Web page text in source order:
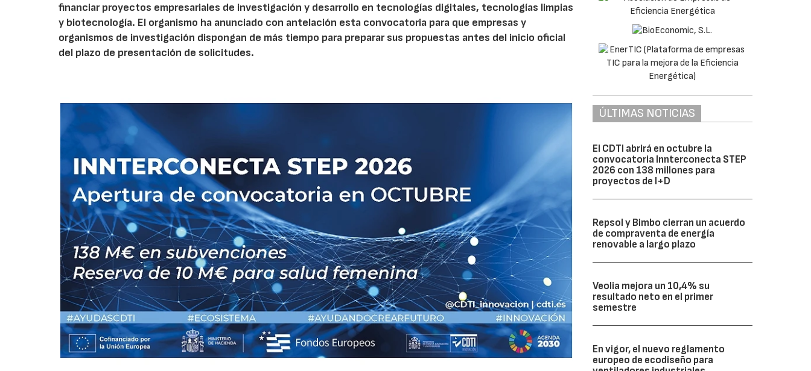
financiar proyectos empresariales de investigación y desarrollo en tecnologías digitales, tecnologías limpias
y biotecnología. El organismo ha anunciado con antelación esta convocatoria para que empresas y
organismos de investigación dispongan de más tiempo para preparar sus propuestas antes del inicio oficial
del plazo de presentación de solicitudes.
ÚLTIMAS NOTICIAS
El CDTI abrirá en octubre la
convocatoria Innterconecta STEP
2026 con 138 millones para
proyectos de I+D
Repsol y Bimbo cierran un acuerdo
de compraventa de energía
renovable a largo plazo
Veolia mejora un 10,4% su
resultado neto en el primer
semestre
En vigor, el nuevo reglamento
europeo de ecodiseño para